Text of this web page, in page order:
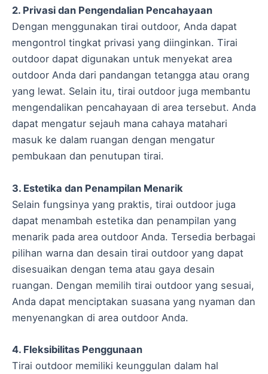
2. Privasi dan Pengendalian Pencahayaan
Dengan menggunakan tirai outdoor, Anda dapat
mengontrol tingkat privasi yang diinginkan. Tirai
outdoor dapat digunakan untuk menyekat area
outdoor Anda dari pandangan tetangga atau orang
yang lewat. Selain itu, tirai outdoor juga membantu
mengendalikan pencahayaan di area tersebut. Anda
dapat mengatur sejauh mana cahaya matahari
masuk ke dalam ruangan dengan mengatur
pembukaan dan penutupan tirai.
3. Estetika dan Penampilan Menarik
Selain fungsinya yang praktis, tirai outdoor juga
dapat menambah estetika dan penampilan yang
menarik pada area outdoor Anda. Tersedia berbagai
pilihan warna dan desain tirai outdoor yang dapat
disesuaikan dengan tema atau gaya desain
ruangan. Dengan memilih tirai outdoor yang sesuai,
Anda dapat menciptakan suasana yang nyaman dan
menyenangkan di area outdoor Anda.
4. Fleksibilitas Penggunaan
Tirai outdoor memiliki keunggulan dalam hal